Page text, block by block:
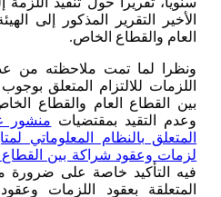
الأخير التقرير المذكور إلى
العام والقطاع الخاص.
ونظرا لما تمت ملاحظته من
اللزمات للالتزام المتعلق
بين القطاع العام والقطاع
وعدم التقيد بمقتضیات
المتعلق بالنظام المعلوماتي
لزمات وعقود شراكة بين القطاع
فيه التأكيد خاصة على ضرورة
المتعلقة بعقود اللزمات